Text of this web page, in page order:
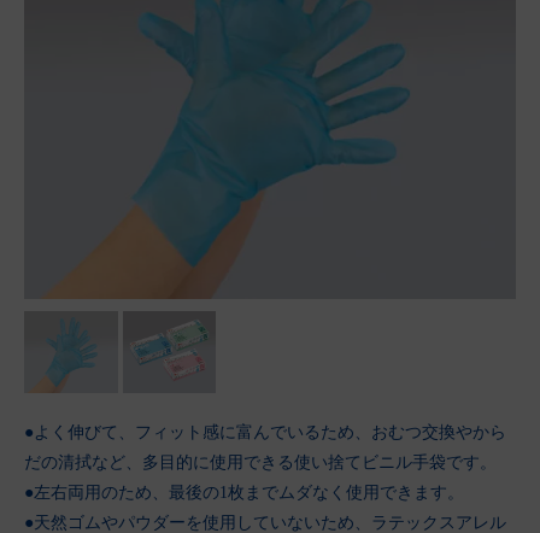
●よく伸びて、フィット感に富んでいるため、おむつ交換やから
だの清拭など、多目的に使用できる使い捨てビニル手袋です。
●左右両用のため、最後の1枚までムダなく使用できます。
●天然ゴムやパウダーを使用していないため、ラテックスアレル